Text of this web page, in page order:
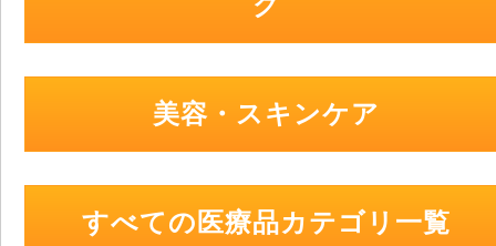
美容・スキンケア
すべての医療品カテゴリ一覧